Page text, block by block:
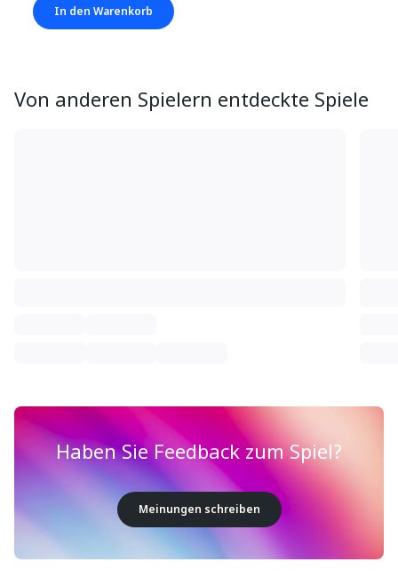
In den Warenkorb
Von anderen Spielern entdeckte Spiele
Haben Sie Feedback zum Spiel?
Meinungen schreiben